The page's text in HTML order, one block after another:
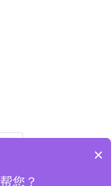
×
您？